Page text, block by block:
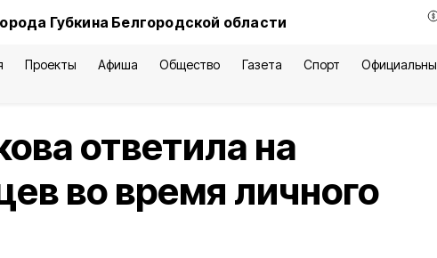
Губкина Белгородской области
Проекты Афиша Общество Газета Спорт
ответила на
во время личного